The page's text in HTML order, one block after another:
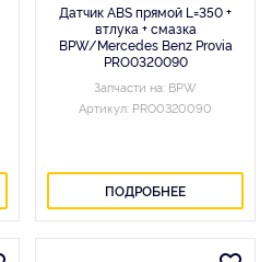
Датчик ABS прямой L=350 +
втлука + смазка
BPW/Mercedes Benz Provia
PRO0320090
Запчасти на: BPW
Артикул: PRO0320090
ПОДРОБНЕЕ